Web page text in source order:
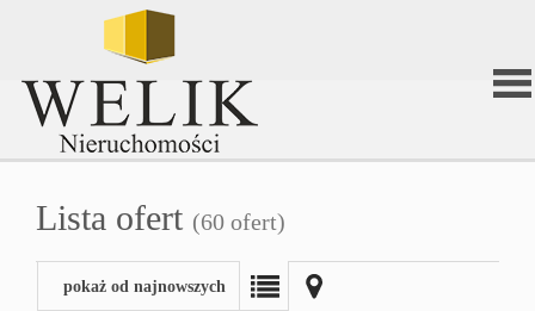
Lista ofert (60 ofert)
pokaż od najnowszych